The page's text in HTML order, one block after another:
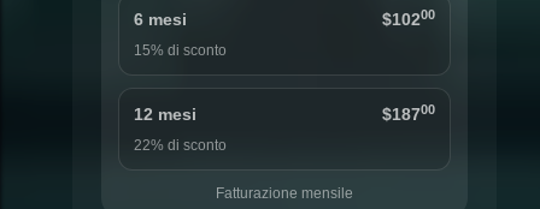
6 mesi $10200
15% di sconto
12 mesi $18700
22% di sconto
Fatturazione mensile